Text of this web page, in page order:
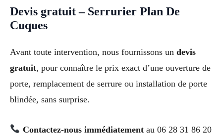
Devis gratuit – Serrurier Plan De
Cuques
Avant toute intervention, nous fournissons un devis
gratuit, pour connaître le prix exact d’une ouverture de
porte, remplacement de serrure ou installation de porte
blindée, sans surprise.
Contactez-nous immédiatementau 06 28 31 86 20